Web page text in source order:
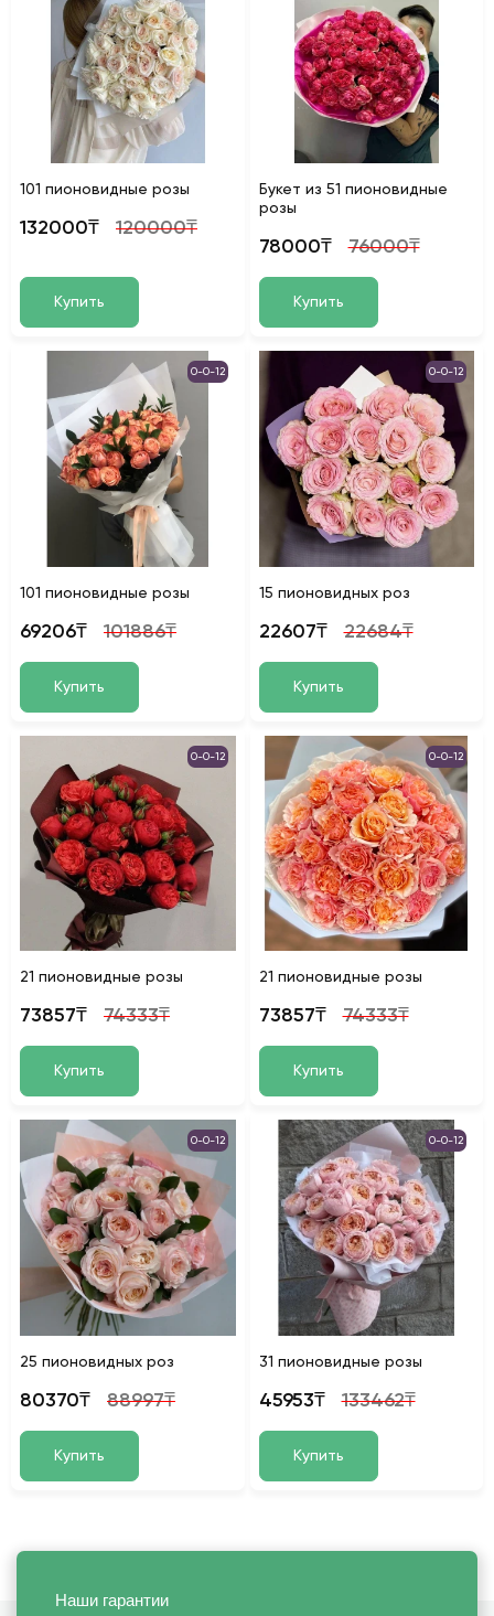
101 пионовидные розы
132000₸ 120000₸
Купить
Букет из 51 пионовидные
розы
78000₸ 76000₸
Купить
0-0-12
101 пионовидные розы
69206₸ 101886₸
Купить
0-0-12
15 пионовидных роз
22607₸ 22684₸
Купить
0-0-12
21 пионовидные розы
73857₸ 74333₸
Купить
0-0-12
21 пионовидные розы
73857₸ 74333₸
Купить
0-0-12
25 пионовидных роз
80370₸ 88997₸
Купить
0-0-12
31 пионовидные розы
45953₸ 133462₸
Купить
Наши гарантии